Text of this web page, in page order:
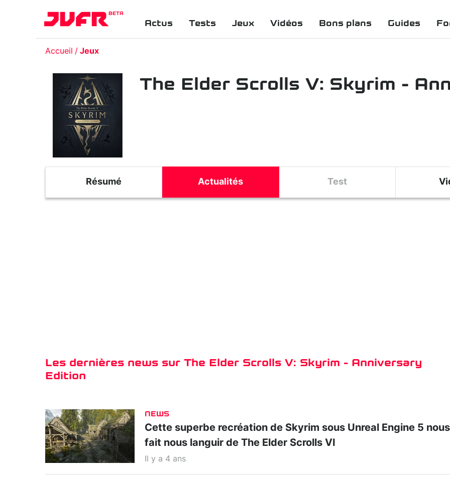
BETA
Actus Tests Jeux Vidéos Bons plans Guides
Accueil Jeux
The Elder Scrolls V: Skyrim -
Résumé Actualités Test
Les dernières news sur The Elder Scrolls V: Skyrim - Anniversary
Edition
NEWS
Cette superbe recréation de Skyrim sous Unreal Engine 5 nous
fait nous languir de The Elder Scrolls VI
Il y a 4 ans